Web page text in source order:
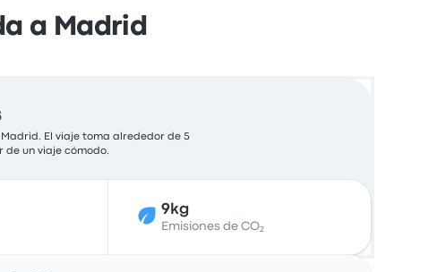
a Madrid
El viaje toma alrededor de 5
un viaje cómodo.
9kg
Emisiones de CO₂